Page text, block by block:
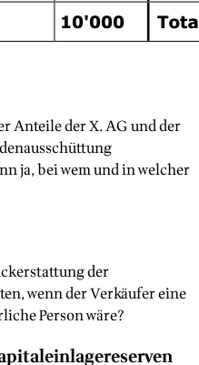
Anteile der X. AG und der
ja, bei wem und in welcher
der
wenn der Verkäufer eine
Person wäre?